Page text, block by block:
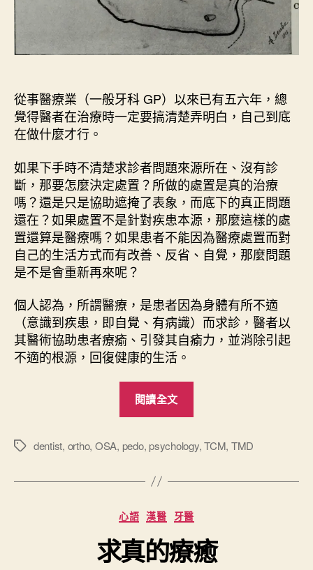
從事醫療業（一般牙科 GP）以來已有五六年，總
覺得醫者在治療時一定要搞清楚弄明白，自己到底
在做什麼才行。
如果下手時不清楚求診者問題來源所在、沒有診
斷，那要怎麼決定處置？所做的處置是真的治療
嗎？還是只是協助遮掩了表象，而底下的真正問題
還在？如果處置不是針對疾患本源，那麼這樣的處
置還算是醫療嗎？如果患者不能因為醫療處置而對
自己的生活方式而有改善、反省、自覺，那麼問題
是不是會重新再來呢？
個人認為，所謂醫療，是患者因為身體有所不適
（意識到疾患，即自覺、有病識）而求診，醫者以
其醫術協助患者療瘉、引發其自瘉力，並消除引起
不適的根源，回復健康的生活。
閱讀全文
療
質
牙
科
整
標
dentist, ortho, OSA, pedo,psychology,TCM, TMD
分
類
心語 漢醫 牙醫
求真的療癒